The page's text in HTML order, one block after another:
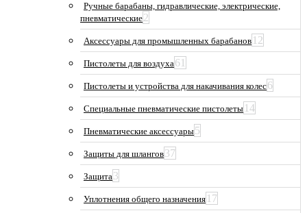
Ручные барабаны, гидравлические, электрические,
пневматические2
Аксессуары для промышленных барабанов 12
Пистолеты для воздуха61
Пистолеты и устройства для накачивания колес6
Специальные пневматические пистолеты 14
Пневматические аксессуары5
Защиты для шлангов37
Защита3
Уплотнения общего назначения 17